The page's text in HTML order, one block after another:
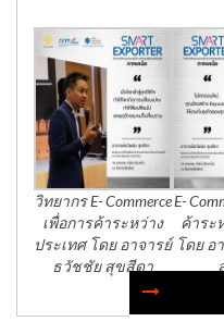
วิทยากร E- Commerce
เพื่อการค้าระหว่าง
ประเทศ โดย อาจารย์
ธวัชชัย สุขสีดา
E-
ค้าระ
โดย อ